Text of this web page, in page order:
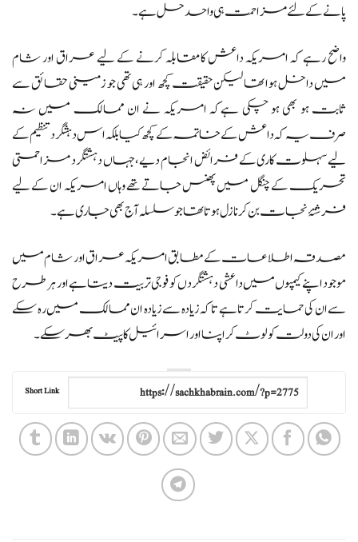
پانے کے لئے مزاحمت ہی واحد حل ہے۔
واضح رہے کہ امریکہ داعش کا مقابلہ کرنے کے لیے عراق اور شام
میں داخل ہوا تھا لیکن حقیقت کچھ اور ہی تھی جو زمینی حقائق سے
ثابت ہو بھی ہو چکی ہےکہ امریکہ نے ان ممالک میں نہ
صرف یہ کہ داعش کے خاتمہ کے کچھ کیا بلکہ اس دہشگرد تنظیم کے
لیے سہلوت کاری کے فرائض انجام دیے ،جہاں دہشتگرد مزاحمتی
تحریک کے چنگل میں پھنس جاتے تھے وہاں امریکہ ان کے لیے
فرشتۂ نجات بن کر نازل ہوتاتھا جو سلسلہ آج بھی جاری ہے ۔
مصدقہ اطلاعات کے مطابق امریکہ عراق اور شام میں
موجود اپنے کیمپوں میں داعشی دہشتگرد ں کو فوجی تربیت دیتا ہے اور ہر طرح
سے ان کی حمایت کرتا ہے تاکہ زیادہ سے زیادہ ان ممالک میں رہ سکے
اور ان کی دولت کو لوٹ کر اپنا اور اسرائیل کا پیٹ بھر سکے۔
Short Link